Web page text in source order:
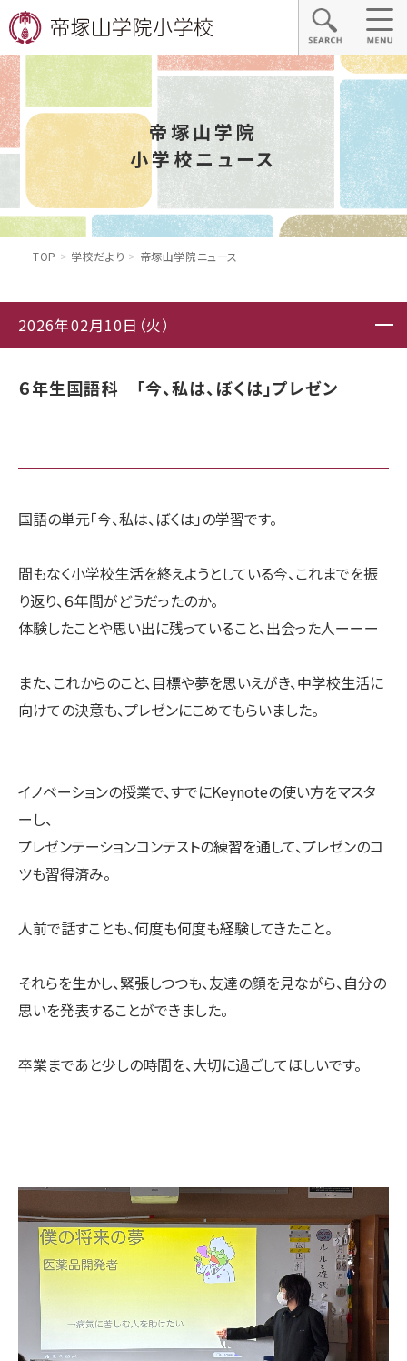
帝塚山学院
小学校ニュース
TOP 学校だより 帝塚山学院ニュース
2026年02月10日（火）
６年生国語科 「今、私は、ぼくは」プレゼン
国語の単元「今、私は、ぼくは」の学習です。
間もなく小学校生活を終えようとしている今、これまでを振
り返り、６年間がどうだったのか。
体験したことや思い出に残っていること、出会った人ーーー
また、これからのこと、目標や夢を思いえがき、中学校生活に
向けての決意も、プレゼンにこめてもらいました。
イノベーションの授業で、すでにKeynoteの使い方をマスタ
ーし、
プレゼンテーションコンテストの練習を通して、プレゼンのコ
ツも習得済み。
人前で話すことも、何度も何度も経験してきたこと。
それらを生かし、緊張しつつも、友達の顔を見ながら、自分の
思いを発表することができました。
卒業まであと少しの時間を、大切に過ごしてほしいです。